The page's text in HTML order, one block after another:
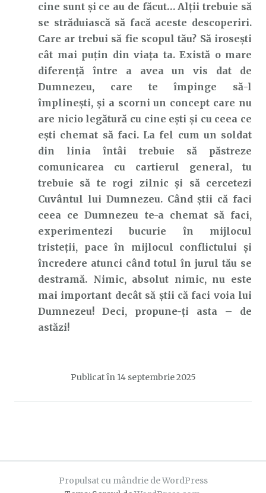
cine sunt și ce au de făcut… Alții trebuie să
se străduiască să facă aceste descoperiri.
Care ar trebui să fie scopul tău? Să irosești
cât mai puțin din viața ta. Există o mare
diferență între a avea un vis dat de
Dumnezeu, care te împinge să-l
împlinești, și a scorni un concept care nu
are nicio legătură cu cine ești și cu ceea ce
ești chemat să faci. La fel cum un soldat
din linia întâi trebuie să păstreze
comunicarea cu cartierul general, tu
trebuie să te rogi zilnic și să cercetezi
Cuvântul lui Dumnezeu. Când știi că faci
ceea ce Dumnezeu te-a chemat să faci,
experimentezi bucurie în mijlocul
tristeții, pace în mijlocul conflictului și
încredere atunci când totul în jurul tău se
destramă. Nimic, absolut nimic, nu este
mai important decât să știi că faci voia lui
Dumnezeu! Deci, propune-ți asta – de
astăzi!
Publicat în 14 septembrie 2025
Propulsat cu mândrie de WordPress